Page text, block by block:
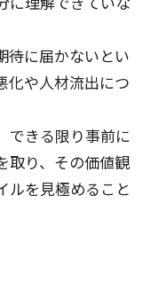
待に届かないとい
化や人材流出につ
できる限り事前に
取り、その価値観
ルを見極めること